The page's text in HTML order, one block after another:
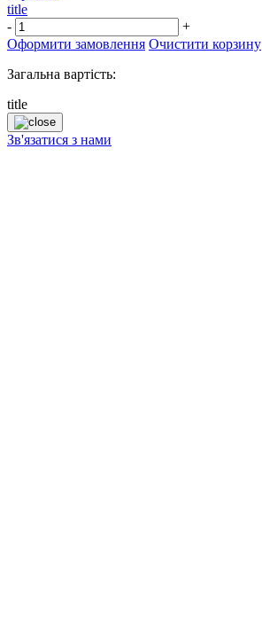
title
-
+
Оформити замовлення Очистити корзину
Загальна вартість:
title
Зв'язатися з нами